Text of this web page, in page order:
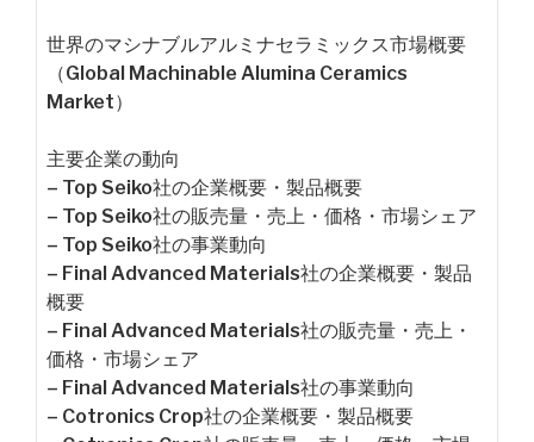
世界のマシナブルアルミナセラミックス市場概要
（Global Machinable Alumina Ceramics
Market）
主要企業の動向
– Top Seiko社の企業概要・製品概要
– Top Seiko社の販売量・売上・価格・市場シェア
– Top Seiko社の事業動向
– Final Advanced Materials社の企業概要・製品
概要
– Final Advanced Materials社の販売量・売上・
価格・市場シェア
– Final Advanced Materials社の事業動向
– Cotronics Crop社の企業概要・製品概要